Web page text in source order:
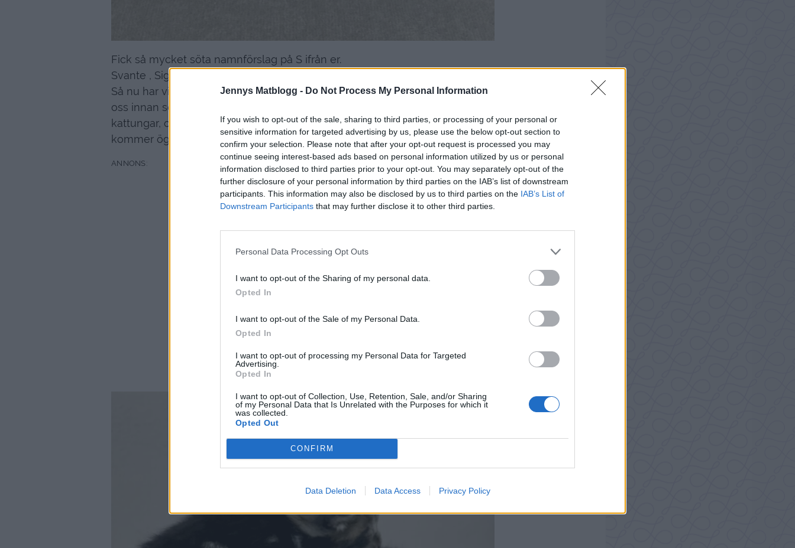
Jennys Matblogg - Do Not Process My Personal Information
If you wish to opt-out of the sale, sharing to third parties, or processing of your personal or
sensitive information for targeted advertising by us, please use the below opt-out section to
confirm your selection. Please note that after your opt-out request is processed you may
continue seeing interest-based ads based on personal information utilized by us or personal
information disclosed to third parties prior to your opt-out. You may separately opt-out of the
further disclosure of your personal information by third parties on the IAB’s list of downstream
participants. This information may also be disclosed by us to third parties on the IAB’s List of
Downstream Participants that may further disclose it to other third parties.
Personal Data Processing Opt Outs
I want to opt-out of the Sharing of my personal data.
Opted In
I want to opt-out of the Sale of my Personal Data.
Opted In
I want to opt-out of processing my Personal Data for Targeted
Advertising.
Opted In
I want to opt-out of Collection, Use, Retention, Sale, and/or Sharing
of my Personal Data that Is Unrelated with the Purposes for which it
was collected.
Opted Out
CONFIRM
Data Deletion Data Access Privacy Policy
Fick så mycket söta namnförslag på S ifrån er.
Svante , Sigge, Sixten, Siri, Sam, Smulan, Skrållan, Sötnos, Stina, Sören …. osv.
Så nu har vi
mycket namn att bolla ibland.Haha, men vi ska bestämma
oss innan söndag har vi bestämt ( Jag & Nomi ) Vi har läst på allt om
kattungar, och hur de utvecklas från dag till dag. Så om några dagar
kommer ögonen att öppnas och det blir ju bara sååå spännande.